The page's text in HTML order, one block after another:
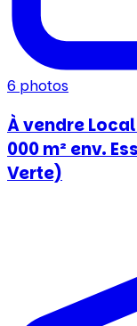
6 photos
À vendre
000 m² env.
Verte)